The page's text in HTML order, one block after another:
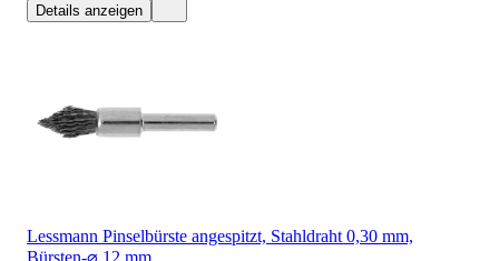
Details anzeigen
Lessmann Pinselbürste angespitzt, Stahldraht 0,30 mm,
Bürsten-⌀ 12 mm